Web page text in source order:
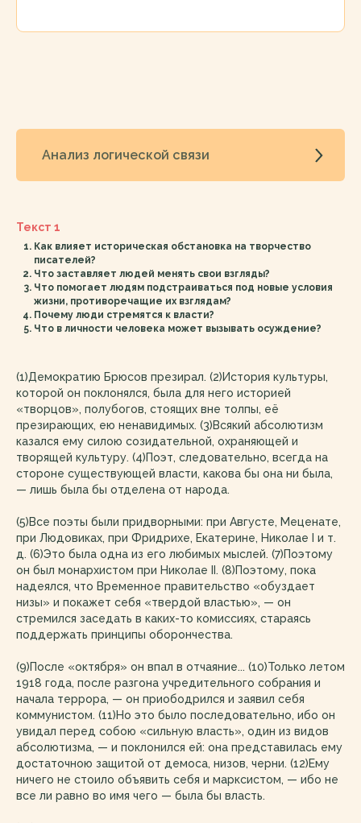
Анализ логической связи
Текст 1
Как влияет историческая обстановка на творчество
писателей?
Что заставляет людей менять свои взгляды?
Что помогает людям подстраиваться под новые условия
жизни, противоречащие их взглядам?
Почему люди стремятся к власти?
Что в личности человека может вызывать осуждение?
(1)Демократию Брюсов презирал. (2)История культуры,
которой он поклонялся, была для него историей
«творцов», полубогов, стоящих вне толпы, её
презирающих, ею ненавидимых. (3)Всякий абсолютизм
казался ему силою созидательной, охраняющей и
творящей культуру. (4)Поэт, следовательно, всегда на
стороне существующей власти, какова бы она ни была,
— лишь была бы отделена от народа.
(5)Все поэты были придворными: при Августе, Меценате,
при Людовиках, при Фридрихе, Екатерине, Николае I и т.
д. (6)Это была одна из его любимых мыслей. (7)Поэтому
он был монархистом при Николае II. (8)Поэтому, пока
надеялся, что Временное правительство «обуздает
низы» и покажет себя «твердой властью», — он
стремился заседать в каких-то комиссиях, стараясь
поддержать принципы оборончества.
(9)После «октября» он впал в отчаяние... (10)Только летом
1918 года, после разгона учредительного собрания и
начала террора, — он приободрился и заявил себя
коммунистом. (11)Но это было последовательно, ибо он
увидал перед собою «сильную власть», один из видов
абсолютизма, — и поклонился ей: она представилась ему
достаточною защитой от демоса, низов, черни. (12)Ему
ничего не стоило объявить себя и марксистом, — ибо не
все ли равно во имя чего — была бы власть.